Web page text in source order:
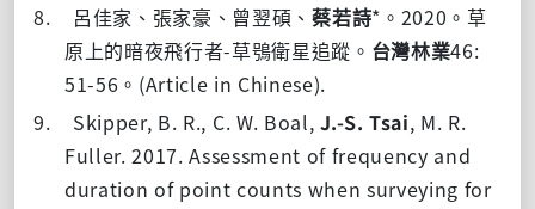
8.
呂佳家、張家豪、曾翌碩、蔡若詩* 。 2020 。草
原上的暗夜飛行者-草鴞衛星追蹤。 台灣林業46:
51-56 。 (Article in Chinese).
9.
Skipper, B. R., C. W. Boal, J.-S. Tsai, M. R.
Fuller. 2017. Assessment of frequency and
duration of point counts when surveying for